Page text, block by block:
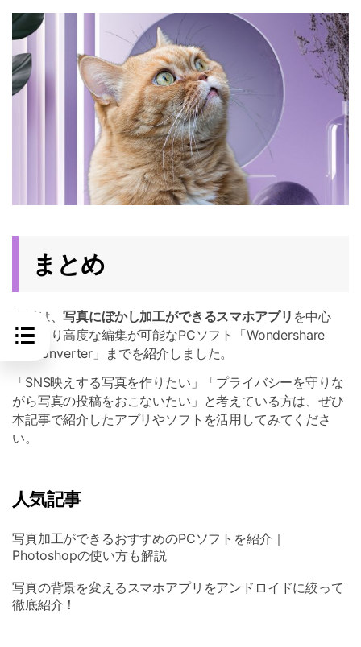
まとめ
今回は、写真にぼかし加工ができるスマホアプリ を中心
に、より高度な編集が可能なPCソフト「Wondershare
UniConverter」までを紹介しました。
「SNS映えする写真を作りたい」「プライバシーを守りな
がら写真の投稿をおこないたい」と考えている方は、ぜひ
本記事で紹介したアプリやソフトを活用してみてくださ
い。
人気記事
写真加工ができるおすすめのPCソフトを紹介｜
Photoshopの使い方も解説
写真の背景を変えるスマホアプリをアンドロイドに絞って
徹底紹介！